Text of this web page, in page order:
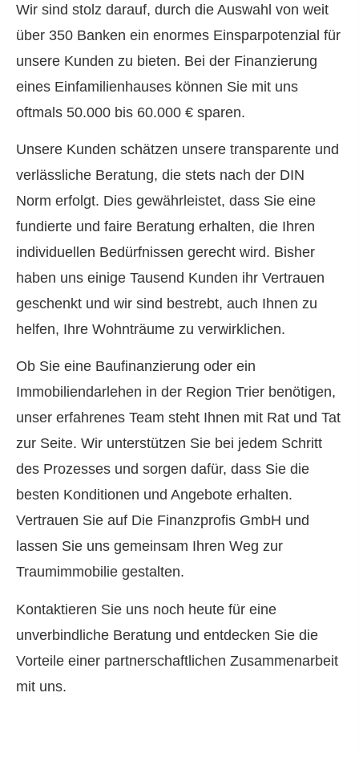
Wir sind stolz darauf, durch die Auswahl von weit
über 350 Banken ein enormes Einsparpotenzial für
unsere Kunden zu bieten. Bei der Finanzierung
eines Einfamilienhauses können Sie mit uns
oftmals 50.000 bis 60.000 € sparen.
Unsere Kunden schätzen unsere transparente und
verlässliche Beratung, die stets nach der DIN
Norm erfolgt. Dies gewährleistet, dass Sie eine
fundierte und faire Beratung erhalten, die Ihren
individuellen Bedürfnissen gerecht wird. Bisher
haben uns einige Tausend Kunden ihr Vertrauen
geschenkt und wir sind bestrebt, auch Ihnen zu
helfen, Ihre Wohnträume zu verwirklichen.
Ob Sie eine Baufinanzierung oder ein
Immobiliendarlehen in der Region Trier benötigen,
unser erfahrenes Team steht Ihnen mit Rat und Tat
zur Seite. Wir unterstützen Sie bei jedem Schritt
des Prozesses und sorgen dafür, dass Sie die
besten Konditionen und Angebote erhalten.
Vertrauen Sie auf Die Finanzprofis GmbH und
lassen Sie uns gemeinsam Ihren Weg zur
Traumimmobilie gestalten.
Kontaktieren Sie uns noch heute für eine
unverbindliche Beratung und entdecken Sie die
Vorteile einer partnerschaftlichen Zusammenarbeit
mit uns.